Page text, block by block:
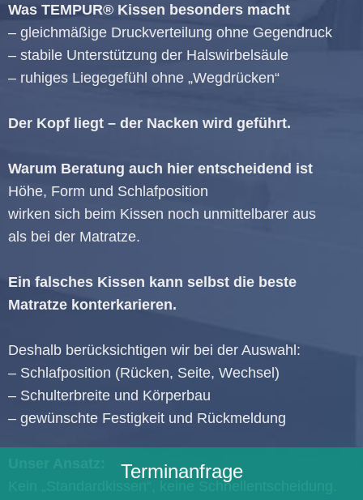
Was TEMPUR® Kissen besonders macht
– gleichmäßige Druckverteilung ohne Gegendruck
– stabile Unterstützung der Halswirbelsäule
– ruhiges Liegegefühl ohne „Wegdrücken“
Der Kopf liegt – der Nacken wird geführt.
Warum Beratung auch hier entscheidend ist
Höhe, Form und Schlafposition
wirken sich beim Kissen noch unmittelbarer aus
als bei der Matratze.
Ein falsches Kissen kann selbst die beste
Matratze konterkarieren.
Deshalb berücksichtigen wir bei der Auswahl:
– Schlafposition (Rücken, Seite, Wechsel)
– Schulterbreite und Körperbau
– gewünschte Festigkeit und Rückmeldung
Kein „Standardkissen“, keine Schnellentscheidung.
Terminanfrage